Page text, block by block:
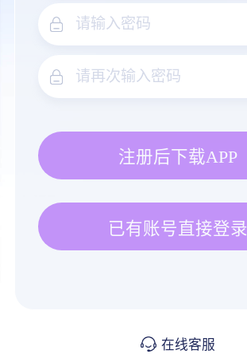
注册后下载APP
已有账号直接登录
在线客服